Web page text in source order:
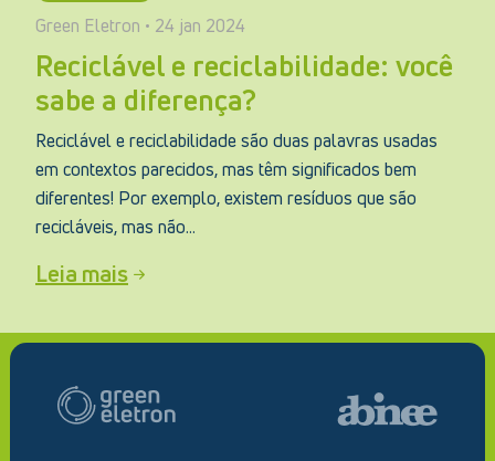
Green Eletron • 24 jan 2024
Reciclável e reciclabilidade: você
sabe a diferença?
Reciclável e reciclabilidade são duas palavras usadas
em contextos parecidos, mas têm significados bem
diferentes! Por exemplo, existem resíduos que são
recicláveis, mas não...
Leia mais